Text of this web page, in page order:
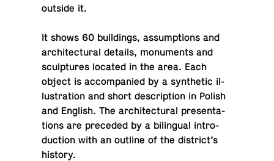
outside it.
It shows 60 build­ings, as­sump­tions and
ar­chi­tec­tural details, mon­u­ments and
sculp­tures located in the area. Each
object is ac­com­pa­nied by a syn­thetic il­
lus­tra­tion and short de­scrip­tion in Polish
and English. The ar­chi­tec­tural pre­sen­ta­
tions are pre­ceded by a bilin­gual in­tro­
duc­tion with an outline of the dis­trict’s
history.